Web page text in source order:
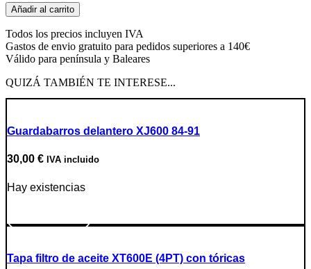
Tapa
lado
batería
fibra
vidrio
cantidad
Añadir al carrito
Todos los precios incluyen IVA
Gastos de envio gratuito para pedidos superiores a 140€
Válido para península y Baleares
QUIZÁ TAMBIÉN TE INTERESE...
Guardabarros delantero XJ600 84-91
30,00 € IVA incluido
Hay existencias
Tapa filtro de aceite XT600E (4PT) con tóricas